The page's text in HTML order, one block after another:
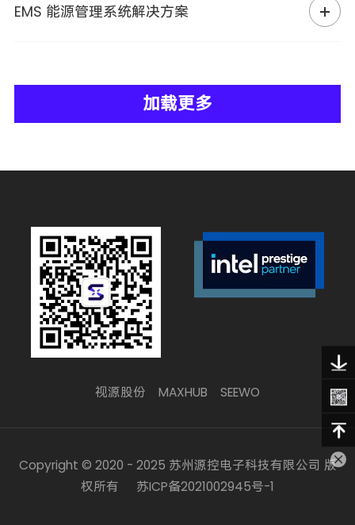
EMS 能源管理系统解决方案
加载更多
视源股份 MAXHUB SEEWO
Copyright © 2020 - 2025 苏州源控电子科技有限公司 版
权所有
苏ICP备2021002945号-1